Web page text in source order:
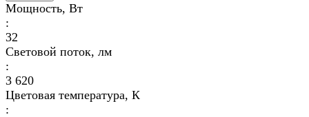
Мощность, Вт
:
32
Световой поток, лм
:
3 620
Цветовая температура, К
: